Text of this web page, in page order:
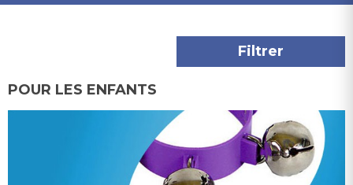
Filtrer
POUR LES ENFANTS